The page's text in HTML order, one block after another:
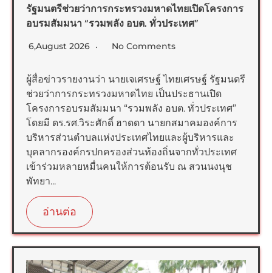
รัฐมนตรีช่วยว่าการกระทรวงมหาดไทยเปิดโครงการ
อบรมสัมมนา “รวมพลัง อบต. ทั่วประเทศ”
6,August 2026 No Comments
ผู้สื่อข่าวรายงานว่า นายเจเศรษฐ์ ไทยเศรษฐ์ รัฐมนตรี
ช่วยว่าการกระทรวงมหาดไทย เป็นประธานเปิด
โครงการอบรมสัมมนา “รวมพลัง อบต. ทั่วประเทศ”
โดยมี ดร.รศ.วิระศักดิ์ ฮาดดา นายกสมาคมองค์การ
บริหารส่วนตำบลแห่งประเทศไทยและผู้บริหารและ
บุคลากรองค์กรปกครองส่วนท้องถิ่นจากทั่วประเทศ
เข้าร่วมหลายหมื่นคนให้การต้อนรับ ณ สวนนงนุช
พัทยา...
อ่านต่อ